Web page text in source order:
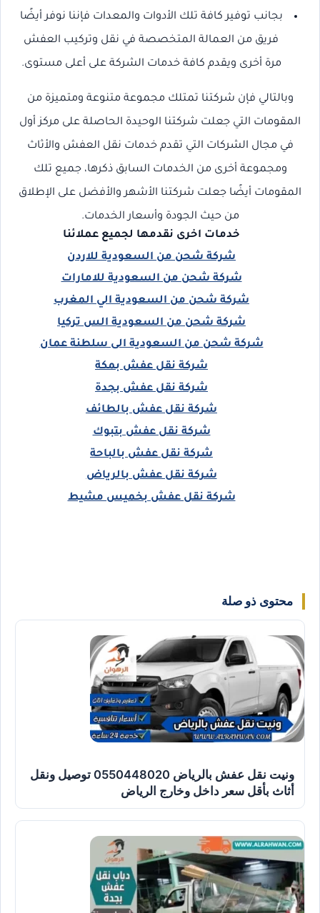
بجانب توفير كافة تلك الأدوات والمعدات فإننا نوفر أيضًا
فريق من العمالة المتخصصة في نقل وتركيب العفش
مرة أخرى ويقدم كافة خدمات الشركة على أعلى مستوى.
وبالتالي فإن شركتنا تمتلك مجموعة متنوعة ومتميزة من
المقومات التي جعلت شركتنا الوحيدة الحاصلة على مركز أول
في مجال الشركات التي تقدم خدمات نقل العفش والأثاث
ومجموعة أخرى من الخدمات السابق ذكرها، جميع تلك
المقومات أيضًا جعلت شركتنا الأشهر والأفضل على الإطلاق
من حيث الجودة وأسعار الخدمات.
خدمات اخرى نقدمها لجميع عملائنا
شركة شحن من السعودية للاردن
شركة شحن من السعودية للامارات
شركة شحن من السعودية الي المغرب
شركة شحن من السعودية الس تركيا
شركة شحن من السعودية الى سلطنة عمان
شركة نقل عفش بمكة
شركة نقل عفش بجدة
شركة نقل عفش بالطائف
شركة نقل عفش بتبوك
شركة نقل عفش بالباحة
شركة نقل عفش بالرياض
شركة نقل عفش بخميس مشيط
محتوى ذو صلة
ونيت نقل عفش بالرياض 0550448020 توصيل ونقل
أثاث بأقل سعر داخل وخارج الرياض